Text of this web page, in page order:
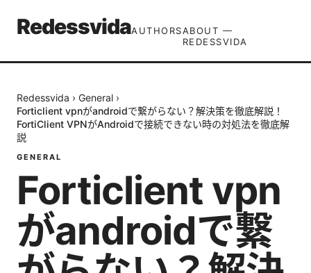
RedessvidaAUTHORSABOUT —
REDESSVIDA
Redessvida › General ›
Forticlient vpnがandroidで繋がらない？解決策を徹底解説！
FortiClient VPNがAndroidで接続できない時の対処法を徹底解
説
GENERAL
Forticlient vpn
がandroidで繋